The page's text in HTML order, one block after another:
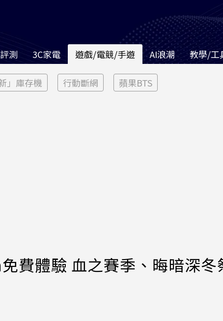
測 3C家電 遊戲/電競/手遊 AI浪潮 教學/工
」庫存機 行動斷網 蘋果BTS
費體驗 血之賽季、晦暗深冬